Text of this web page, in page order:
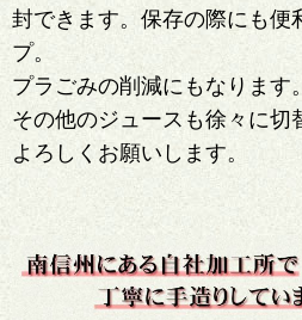
封できます。保存の際にも便
プ。
プラごみの削減にもなります。
その他のジュースも徐々に切
よろしくお願いします。